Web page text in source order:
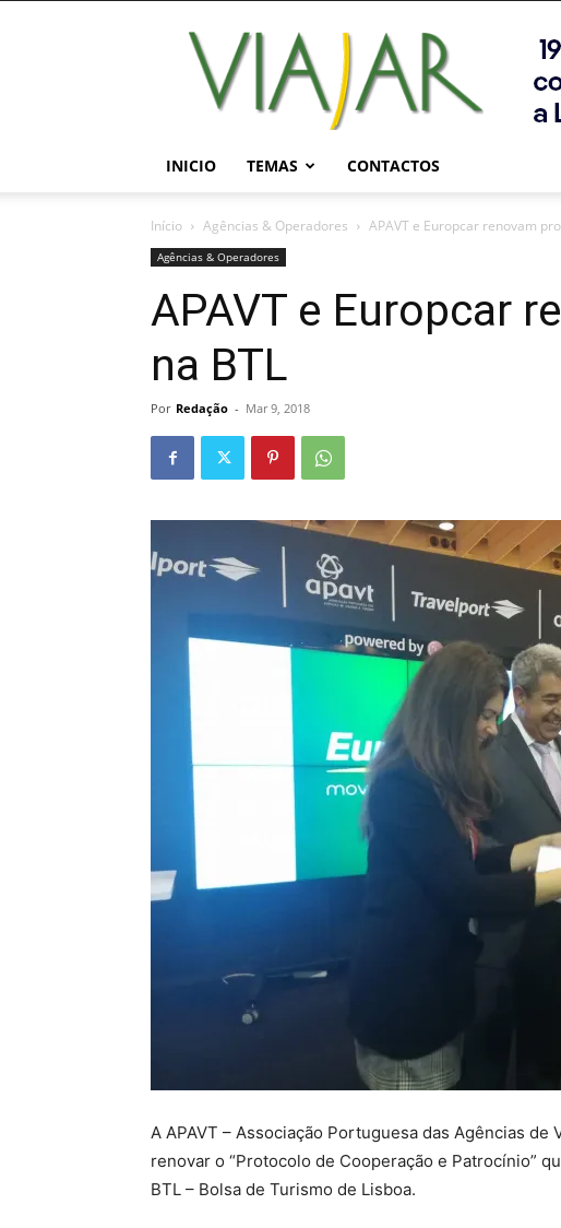
Viajar
Magazine
Online
INICIO TEMAS CONTACTOS
Início Agências & Operadores APAVT e Europcar renovam
Agências & Operadores
APAVT e Europcar
na BTL
Por Redação - Mar 9, 2018
A APAVT – Associação Portuguesa das Agências
renovar o “Protocolo de Cooperação e Patrocínio”
BTL – Bolsa de Turismo de Lisboa.